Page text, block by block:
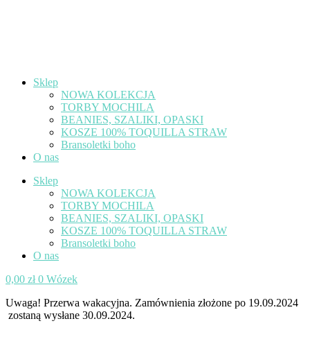
Sklep
NOWA KOLEKCJA
TORBY MOCHILA
BEANIES, SZALIKI, OPASKI
KOSZE 100% TOQUILLA STRAW
Bransoletki boho
O nas
Sklep
NOWA KOLEKCJA
TORBY MOCHILA
BEANIES, SZALIKI, OPASKI
KOSZE 100% TOQUILLA STRAW
Bransoletki boho
O nas
0,00 zł 0 Wózek
Uwaga! Przerwa wakacyjna. Zamównienia złożone po 19.09.2024
zostaną wysłane 30.09.2024.